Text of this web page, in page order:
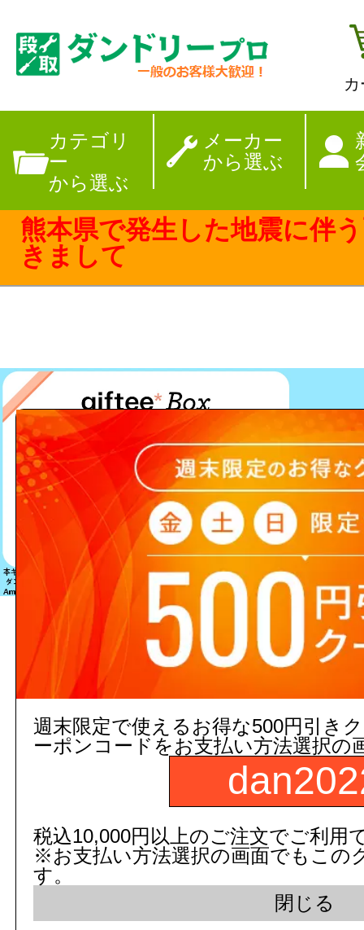
カテゴリ
ー
から選ぶ
メーカー
から選ぶ
【夏季休暇のお
熊本県で発生した地震に伴
きまして
該当する商品は見つかりません
c 2015 dandorie.com All
表示モード： モバ
週末限定で使えるお得な500円引き
ーポンコードをお支払い方法選択の
税込10,000円以上のご注文でご利用
※お支払い方法選択の画面でもこの
す。
閉じる